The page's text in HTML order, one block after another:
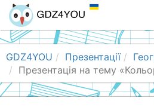
GDZ4YOU Презентації
Презентація на тему